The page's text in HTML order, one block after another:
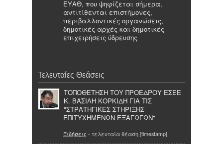
ΕΥΑΘ, που ψηφίζεται σήμερα,
αντιτίθενται επιστήμονες,
περιβαλλοντικές οργανώσεις,
δημοτικές αρχές και δημοτικές
επιχειρήσεις ύδρευσης
Τελευταίες Θεάσεις
ΤΟΠΟΘΕΤΗΣΗ ΤΟΥ ΠΡΟΕΔΡΟΥ ΕΣΕΕ
Κ. ΒΑΣΙΛΗ ΚΟΡΚΙΔΗ ΓΙΑ ΤΙΣ
"ΣΤΡΑΤΗΓΙΚΕΣ ΣΤΗΡΙΞΗΣ
ΕΠΙΤΥΧΗΜΕΝΩΝ ΕΞΑΓΩΓΩΝ"
Ειδήσεις - τελευταία θέαση [timestamp]